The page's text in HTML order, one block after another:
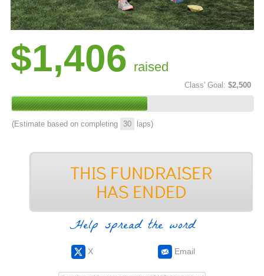
$1,406 raised
Class' Goal: $2,500
(Estimate based on completing 30 laps)
Help spread the word
X Email